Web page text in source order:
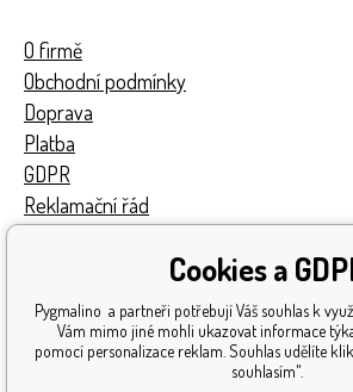
O firmě
Obchodní podmínky
Doprava
Platba
GDPR
Reklamační řád
Získaná ocenění
Katalog hraček
Mapa stránek
Cookies a
Pygmalino a partneři potřebují Váš souhlas k
Vám mimo jiné mohli ukazovat informace
pomocí personalizace reklam. Souhlas udělíte
souhlasím".